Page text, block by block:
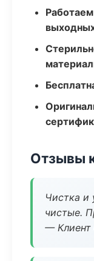
Отзывы
Чистка
чистые.
— Клиент